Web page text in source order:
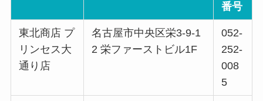
番号
東北商店 プ
リンセス大
通り店
名古屋市中央区栄3-9-1
2 栄ファーストビル1F
052-
252-
008
5